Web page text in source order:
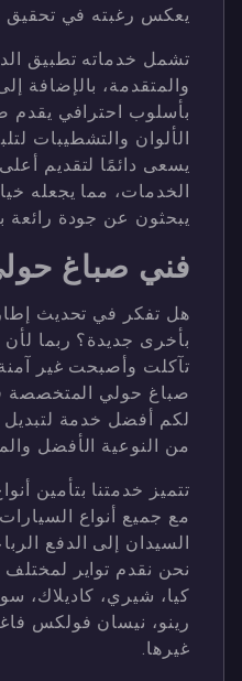
يعكس رغبته في تحقيق
تشمل خدماته تطبيق
والمتقدمة، بالإضافة
بأسلوب احترافي
الألوان والتشطيبات
يسعى دائمًا لتقديم
الخدمات، مما يجعله
يبحثون عن جودة رائعة
فني صباغ
هل تفكر في تحديث
بأخرى جديدة؟ ربما لأن
تآكلت وأصبحت غير
صباغ حولي المتخصصة
لكم أفضل خدمة لتبديل
من النوعية الأفضل
تتميز خدمتنا بتأمين
مع جميع أنواع
السيدان إلى الدفع
نحن نقدم تواير
كيا، شيري، كاديلاك،
رينو، نيسان فولكس
غيرها.